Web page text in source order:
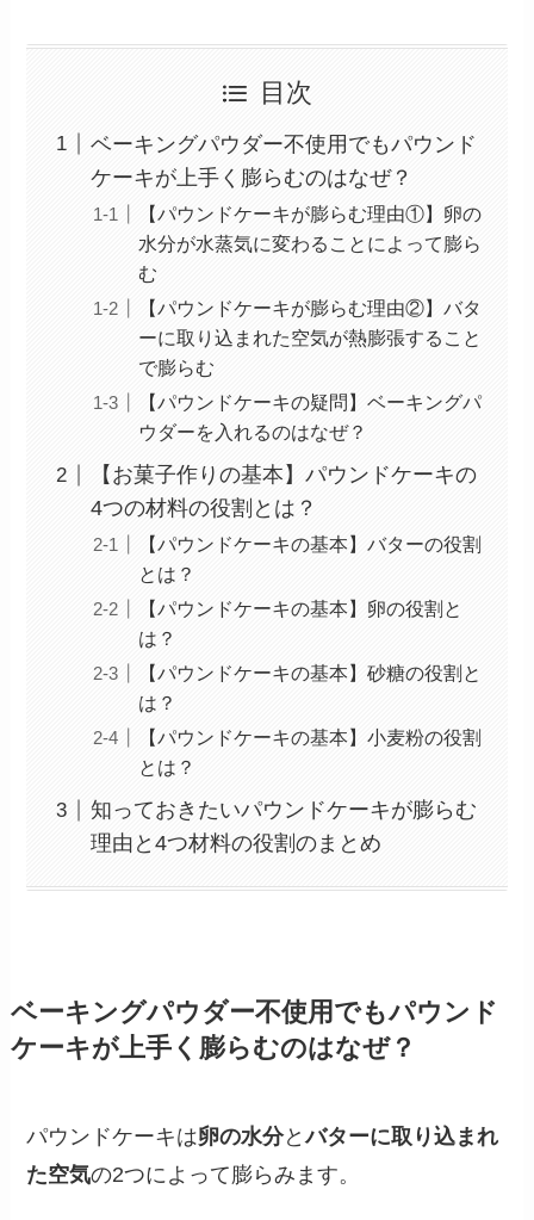
目次
ベーキングパウダー不使用でもパウンド
ケーキが上手く膨らむのはなぜ？
【パウンドケーキが膨らむ理由①】卵の
水分が水蒸気に変わることによって膨ら
む
【パウンドケーキが膨らむ理由②】バタ
ーに取り込まれた空気が熱膨張すること
で膨らむ
【パウンドケーキの疑問】ベーキングパ
ウダーを入れるのはなぜ？
【お菓子作りの基本】パウンドケーキの
4つの材料の役割とは？
【パウンドケーキの基本】バターの役割
とは？
【パウンドケーキの基本】卵の役割と
は？
【パウンドケーキの基本】砂糖の役割と
は？
【パウンドケーキの基本】小麦粉の役割
とは？
知っておきたいパウンドケーキが膨らむ
理由と4つ材料の役割のまとめ
ベーキングパウダー不使用でもパウンド
ケーキが上手く膨らむのはなぜ？
パウンドケーキは卵の水分とバターに取り込まれ
た空気の2つによって膨らみます。